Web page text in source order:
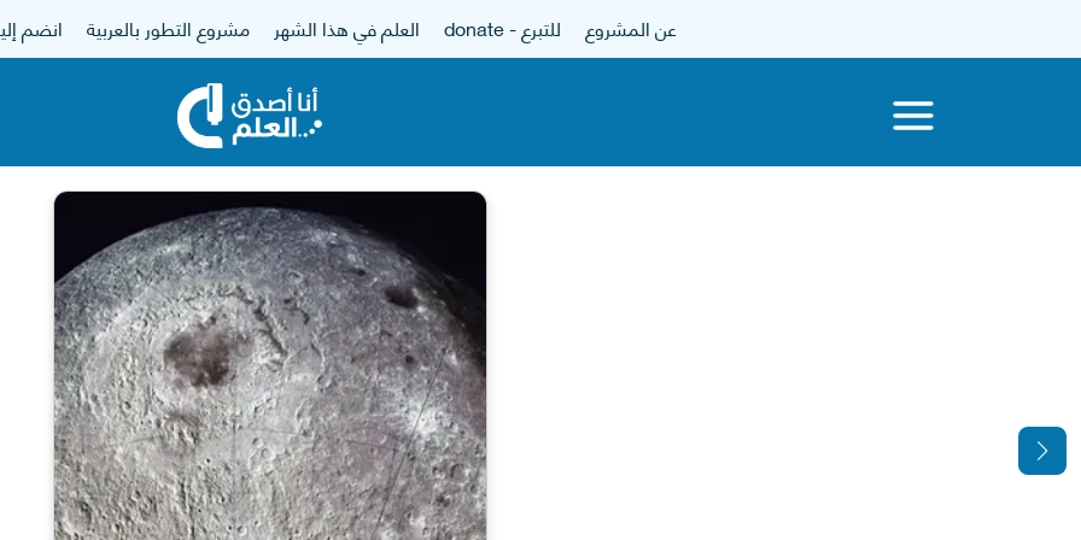
عن المشروع للتبرع - donate العلم في هذا الشهر مشروع التطور بالعربية انضم